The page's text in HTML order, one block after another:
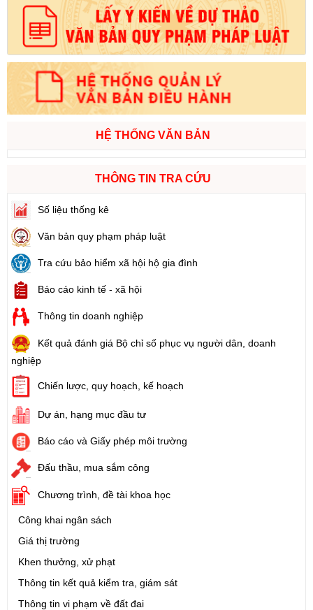
HỆ THỐNG VĂN BẢN
THÔNG TIN TRA CỨU
Số liệu thống kê
Văn bản quy phạm pháp luật
Tra cứu bảo hiểm xã hội hộ gia đình
Báo cáo kinh tế - xã hội
Thông tin doanh nghiệp
Kết quả đánh giá Bộ chỉ số phục vụ người dân, doanh
nghiệp
Chiến lược, quy hoạch, kế hoạch
Dự án, hạng mục đầu tư
Báo cáo và Giấy phép môi trường
Đấu thầu, mua sắm công
Chương trình, đề tài khoa học
Công khai ngân sách
Giá thị trường
Khen thưởng, xử phạt
Thông tin kết quả kiểm tra, giám sát
Thông tin vi phạm về đất đai